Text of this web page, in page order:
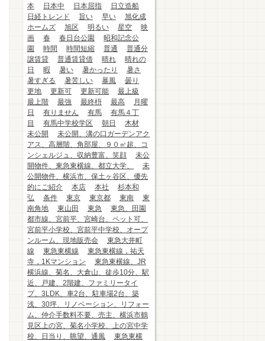
本
日本中 日本屈指
日立造船
日経トレンド
旨い 早い
旭化成
ホームズ
旭区 明るい 星空
映
画
春 春日台公園
昭和記念公
園
時間 時間短縮 普通
普通分
譲賃貸
普通賃貸借 晴れ
晴れの
日
暇 暑い 暑かったり
暑さ
暑すぎる
暑苦しい 暴風
曇り
更地
更新可 更新可能
最上級
最上階
最強 最終枡 最高
月曜
日
有りません 有馬
有馬４丁
目
有馬中学校学区 朝日
木材
未公開
未公開、溝の口ガーデンアク
アス、高層階、角部屋、９０㎡超、コ
ンシェルジュ、収納豊富、笑顔
未公
開物件、東急東横線、都立大学、
未
公開物件、横浜市、保土ヶ谷区、優先
的にご紹介
本店 本社
杉本和
弘
条件 東京 東京都 東南
東
南角地
東山田 東急
東急、田園
都市線、宮前平、宮崎台、ペット可、
宮前平小学校、宮前平中学校、オープ
ンルーム、現地販売会
東急大井町
線
東急東横線
東急東横線，祐天
寺，1Kマンション
東急東横線、JR
横浜線、菊名、大倉山、徒歩10分、駅
近、戸建、2階建、ファミリータイ
プ、3LDK、車2台、駐車場2台、築
浅、30坪、リノベーション、リフォー
ム、仲介手数料不要、売主、横浜市鶴
見区上の宮、菊名小学校、上の宮中学
校、日当り、眺望、通風
東急東横